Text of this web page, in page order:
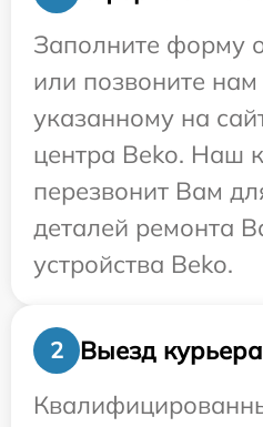
Заполните форму
или позвоните
указанному на
центра Beko. Наш
перезвонит Вам
деталей ремонта
устройства Beko.
2
Выезд